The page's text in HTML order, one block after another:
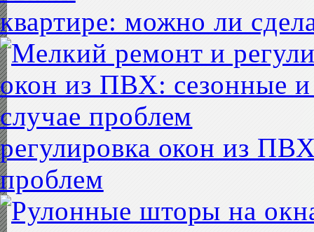
квартире: можно ли
регулировка окон из
проблем